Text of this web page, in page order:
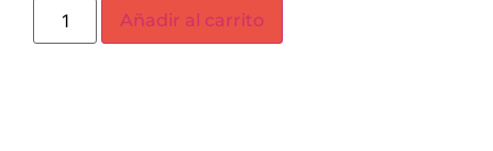
Añadir al carrito